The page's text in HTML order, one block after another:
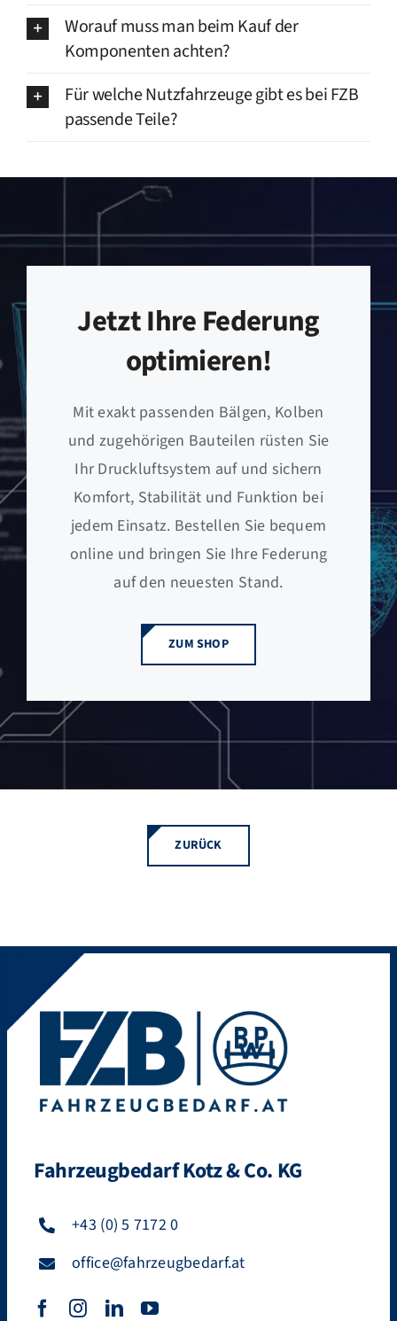
Worauf muss man beim Kauf der
Komponenten achten?
Für welche Nutzfahrzeuge gibt es bei FZB
passende Teile?
Jetzt Ihre Federung
optimieren!
Mit exakt passenden Bälgen, Kolben
und zugehörigen Bauteilen rüsten Sie
Ihr Druckluftsystem auf und sichern
Komfort, Stabilität und Funktion bei
jedem Einsatz. Bestellen Sie bequem
online und bringen Sie Ihre Federung
auf den neuesten Stand.
ZUM SHOP
ZURÜCK
Fahrzeugbedarf Kotz & Co. KG
+43 (0) 5 7172 0
office@fahrzeugbedarf.at